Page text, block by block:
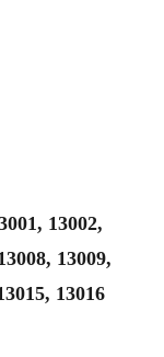
13002,
13009,
13016